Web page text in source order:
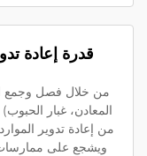
قدرة إعادة تدوير
خلال فصل وجمع المواد
غبار الحبوب) من
إعادة تدوير الموارد، مما
ويشجع على ممارسات